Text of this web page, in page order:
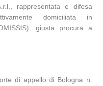
rappresentata e difesa
domiciliata in
giusta procura a
di appello di Bologna n.